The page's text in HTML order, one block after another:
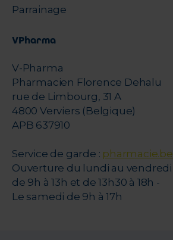
Parrainage
VPharma
V-Pharma
Pharmacien Florence Dehalu
rue de Limbourg, 31 A
4800 Verviers (Belgique)
APB 637910
Service de garde : pharmacie.be
Ouverture du lundi au vendredi
de 9h à 13h et de 13h30 à 18h -
Le samedi de 9h à 17h